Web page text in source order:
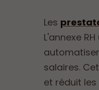
Les
L'annexe
salaires.
et réduit